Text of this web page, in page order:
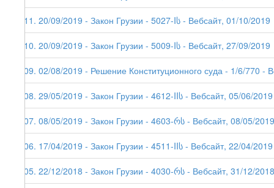
211. 20/09/2019 - Закон Грузии - 5027-Iს - Вебсайт, 01/10/2019
210. 20/09/2019 - Закон Грузии - 5009-Iს - Вебсайт, 27/09/2019
209. 02/08/2019 - Решение Конституционного суда - 1/6/770 -
208. 29/05/2019 - Закон Грузии - 4612-IIს - Вебсайт, 05/06/2019
207. 08/05/2019 - Закон Грузии - 4603-რს - Вебсайт, 08/05/2019
206. 17/04/2019 - Закон Грузии - 4511-IIს - Вебсайт, 22/04/2019
205. 22/12/2018 - Закон Грузии - 4030-რს - Вебсайт, 31/12/2018